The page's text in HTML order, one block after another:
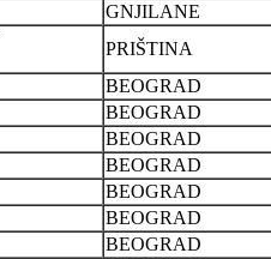
GNJILANE
PRIŠTINA
BEOGRAD
BEOGRAD
BEOGRAD
BEOGRAD
BEOGRAD
BEOGRAD
BEOGRAD